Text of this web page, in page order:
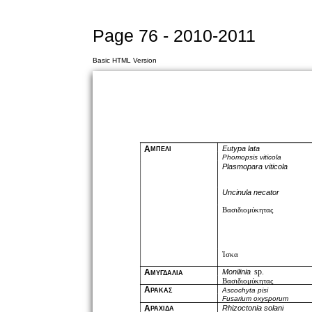
Page 76 - 2010-2011
Basic HTML Version
ΑΜΠΕΛΙ Eutypa lata
Phomopsis viticola
Plasmopara viticola
Uncinula necator
Βασιδιομύκητας
Ίσκα
ΑΜΥΓΔΑΛΙΑ Monilinia sp.
Βασιδιομύκητας
ΑΡΑΚΑΣ
Ascochyta pisi
Fusarium oxysporum
ΑΡΑΧΙΔΑ Rhizoctonia solani